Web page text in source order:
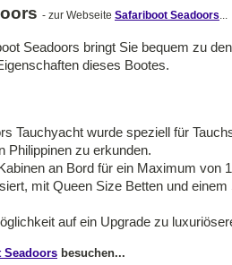
- zur Webseite Safariboot Seadoors...
Seadoors bringt Sie bequem zu
dieses Bootes.
Tauchyacht wurde speziell für
Philippinen zu erkunden.
an Bord für ein Maximum von
mit Queen Size Betten und
auf ein Upgrade zu
Seadoors besuchen...